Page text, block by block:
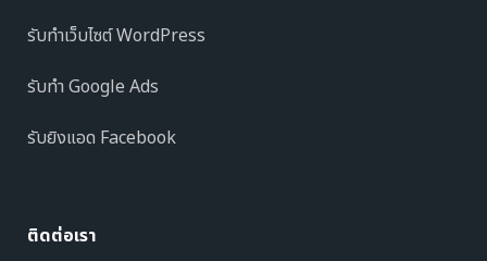
รับทำเว็บไซต์ WordPress
รับทำ Google Ads
รับยิงแอด Facebook
ติดต่อเรา